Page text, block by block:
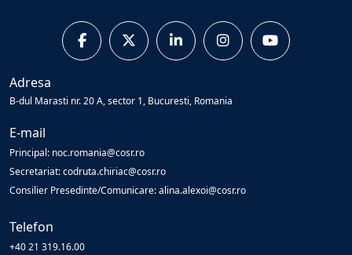
Adresa
B-dul Marasti nr. 20 A, sector 1, Bucuresti, Romania
E-mail
Principal: noc.romania@cosr.ro
Secretariat: codruta.chiriac@cosr.ro
Consilier Presedinte/Comunicare: alina.alexoi@cosr.ro
Telefon
+40 21 319.16.00